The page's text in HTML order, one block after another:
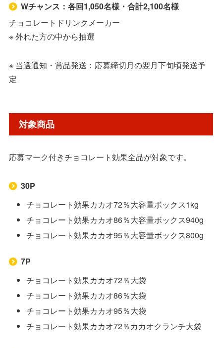
Wチャンス：各回1,050名様・合計2,100名様
チョコレートドリンクメーカー
※ 外れた方の中から抽選
※ 当選通知・賞品発送：応募締切月の翌月下旬頃発送予
定
対象商品
応募マーク付きチョコレート効果全品が対象です。
30P
チョコレート効果カカオ72％大容量ボックス1kg
チョコレート効果カカオ86％大容量ボックス940g
チョコレート効果カカオ95％大容量ボックス800g
7P
チョコレート効果カカオ72％大袋
チョコレート効果カカオ86％大袋
チョコレート効果カカオ95％大袋
チョコレート効果カカオ72％カカオクランチ大袋